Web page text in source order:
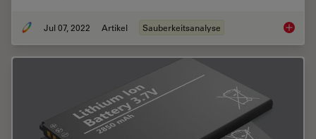
Jul 07, 2022 Artikel Sauberkeitsanalyse